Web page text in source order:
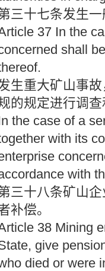
三十七条发生
37 In the
shall
生重大矿山事
的规定进行调
the case of a
with its
with
三十八条矿山
补偿。
38 Mining
give
died or were